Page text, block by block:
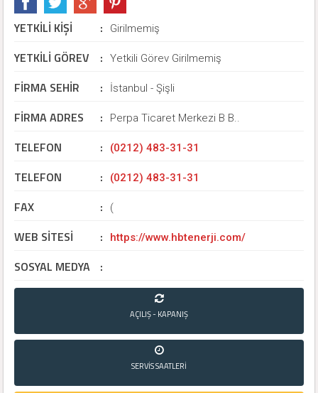
YETKİLİ KİŞİ : Girilmemiş
YETKİLİ GÖREV : Yetkili Görev Girilmemiş
FİRMA SEHİR : İstanbul - Şişli
FİRMA ADRES : Perpa Ticaret Merkezi B B..
TELEFON : (0212) 483-31-31
TELEFON : (0212) 483-31-31
FAX : (
WEB SİTESİ : https://www.hbtenerji.com/
SOSYAL MEDYA :
AÇILIŞ - KAPANIŞ
SERVİS SAATLERİ